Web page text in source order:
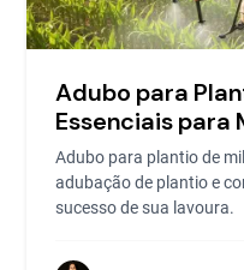
Adubo para
Essenciais para
Adubo para plantio de
adubação de plantio e
sucesso de sua lavoura.